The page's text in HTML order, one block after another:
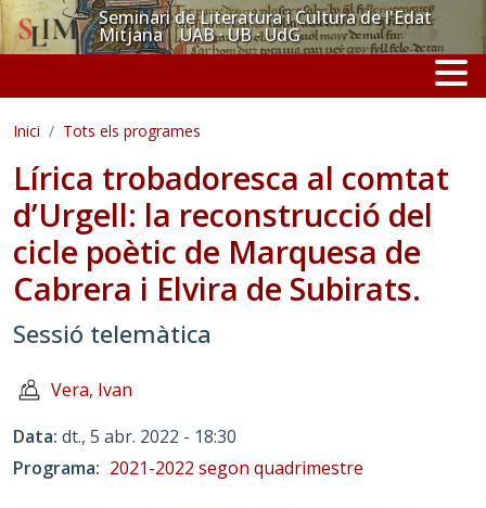
Vés al contingutSeminari de Literatura i Cultura de l'Edat
Mitjana UAB · UB · UdG
Inici Tots els programes
Lírica trobadoresca al comtat
d’Urgell: la reconstrucció del
cicle poètic de Marquesa de
Cabrera i Elvira de Subirats.
Sessió telemàtica
Vera, Ivan
Data dt., 5 abr. 2022 - 18:30
Programa
2021-2022 segon quadrimestre